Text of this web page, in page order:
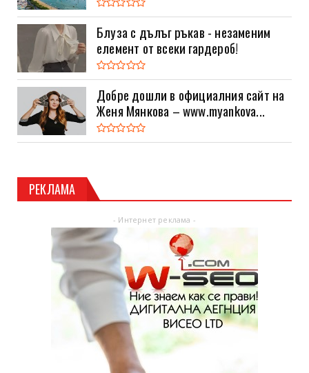
Блуза с дълъг ръкав - незаменим
елемент от всеки гардероб!
Добре дошли в официалния сайт на
Женя Мянкова – www.myankova...
РЕКЛАМА
- Интернет реклама -